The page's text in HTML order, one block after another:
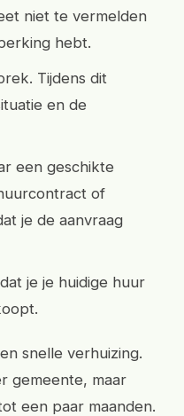
niet te vermelden
hebt.
Tijdens dit
en de
een geschikte
of
je de aanvraag
je je huidige huur
snelle verhuizing.
gemeente, maar
een paar maanden.